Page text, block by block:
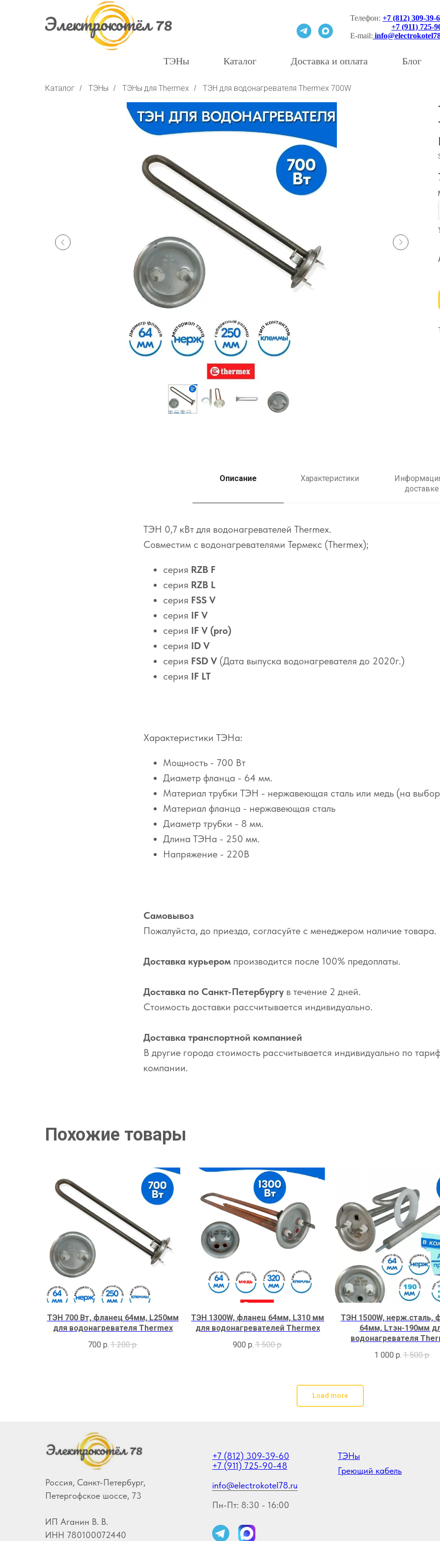
Телефон: +7 (812) 309-39-
+7 (911) 725-
E-mail:
ТЭНы Каталог Доставка и оплата Блог
Каталог / ТЭНы / ТЭНы для Thermex / ТЭН для водонагревателя Thermex 700W
Описание Характеристики
доставке
ТЭН 0,7 кВт для водонагревателей Thermex.
Совместим с водонагревателями Термекс (Thermex);
серия RZB F
серия RZB L
серия FSS V
серия IF V
серия IF V (pro)
серия ID V
серия FSD V (Дата выпуска водонагревателя до 2020г.)
серия IF LT
Характеристики ТЭНа:
Мощность - 700 Вт
Диаметр фланца - 64 мм.
Материал трубки ТЭН - нержавеющая сталь или медь (на
Материал фланца - нержавеющая сталь
Диаметр трубки - 8 мм.
Длина ТЭНа - 250 мм.
Напряжение - 220В
Самовывоз
Пожалуйста, до приезда, согласуйте с менеджером наличие товара.
Доставка курьером производится после 100% предоплаты.
Доставка по Санкт-Петербургу в течение 2 дней.
Стоимость доставки рассчитывается индивидуально.
Доставка транспортной компанией
В другие города стоимость рассчитывается индивидуально по
компании.
Похожие товары
ТЭН 700 Вт, фланец 64мм, L250мм
для водонагревателя Thermex
700 р.1 200 р.
ТЭН 1300W, фланец 64мм, L310 мм
для водонагревателей Thermex
900 р.1 500 р.
ТЭН 1500W, нерж.сталь,
64мм, Lтэн-190мм
водонагревателя
1 000 р. 1 500 р.
Load more
Россия, Санкт-Петербург,
Петергофское шоссе, 73
ИП Аганин В. В.
ИНН 780100072440
ТЭНы
Греющий кабель
+7 (812) 309-39-60
+7 (911) 725-90-48
info@electrokotel78.ru
Пн-Пт: 8:30 - 16:00